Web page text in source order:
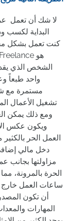
لا شك أن تعمل
البداية لكسب
كنت تعمل بشكل
الشخص الذي
واحد طبعاً
مستمرة مع
تشغيل الأعمال
ومع ذلك يمكن
ويكون عكس
العمل الحر
دخل مالي
مزاولتها بجانب
الحرة بالمرونة،
ساعات العمل خارج
أن تكون
المهارات